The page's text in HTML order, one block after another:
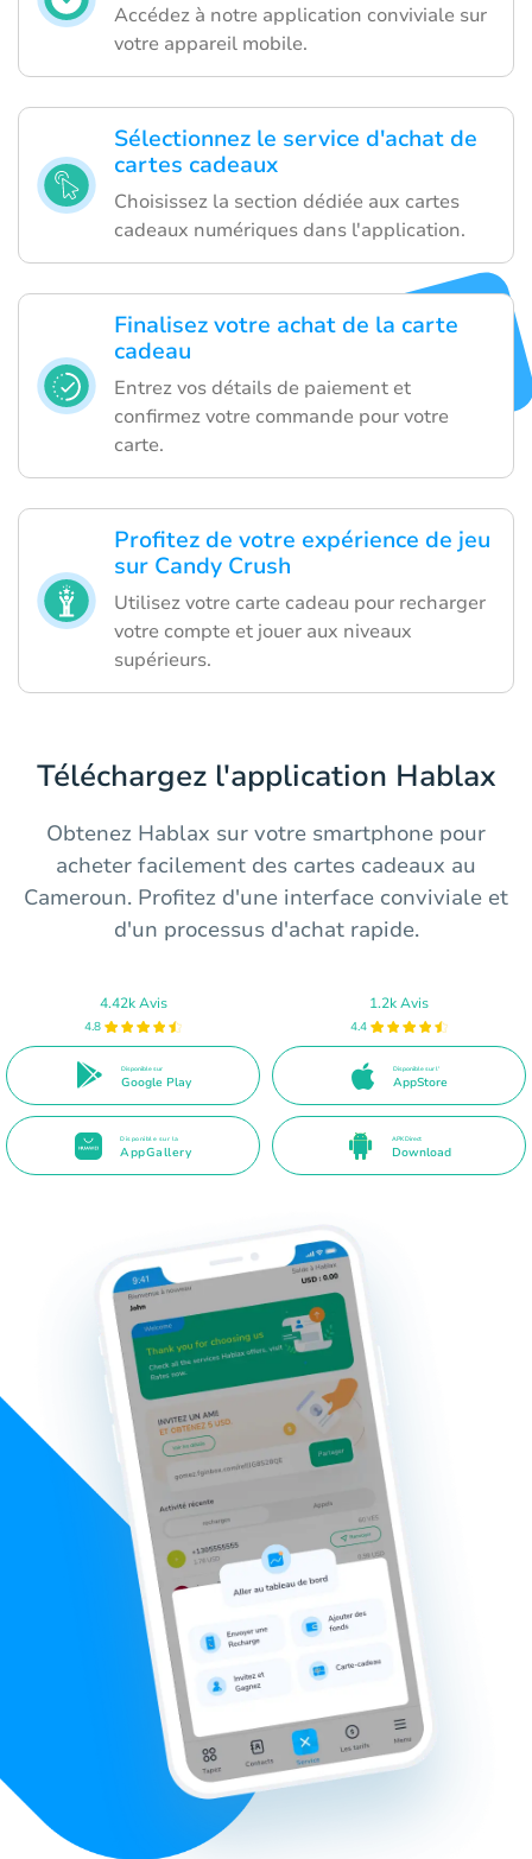
Accédez à notre application conviviale sur
votre appareil mobile.
Sélectionnez le service d'achat de
cartes cadeaux
Choisissez la section dédiée aux cartes
cadeaux numériques dans l'application.
Finalisez votre achat de la carte
cadeau
Entrez vos détails de paiement et
confirmez votre commande pour votre
carte.
Profitez de votre expérience de jeu
sur Candy Crush
Utilisez votre carte cadeau pour recharger
votre compte et jouer aux niveaux
supérieurs.
Téléchargez l'application Hablax
Obtenez Hablax sur votre smartphone pour
acheter facilement des cartes cadeaux au
Cameroun. Profitez d'une interface conviviale et
d'un processus d'achat rapide.
4.42k Avis
4.8
Disponible sur
Google Play
1.2k Avis
4.4
Disponible sur l'
AppStore
Disponible sur la
AppGallery
APK Direct
Download